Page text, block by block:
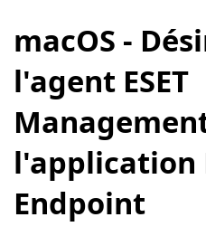
macOS -
l'agent ESET
l'application
Endpoint